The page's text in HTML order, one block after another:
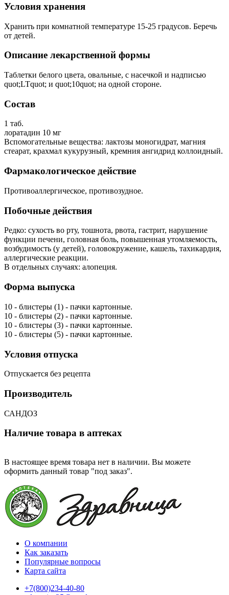
Условия хранения
Хранить при комнатной температуре 15-25 градусов. Беречь
от детей.
Описание лекарственной формы
Таблетки белого цвета, овальные, с насечкой и надписью
quot;LTquot; и quot;10quot; на одной стороне.
Состав
1 таб.
лоратадин 10 мг
Вспомогательные вещества: лактозы моногидрат, магния
стеарат, крахмал кукурузный, кремния ангидрид коллоидный.
Фармакологическое действие
Противоаллергическое, противозудное.
Побочные действия
Редко: сухость во рту, тошнота, рвота, гастрит, нарушение
функции печени, головная боль, повышенная утомляемость,
возбудимость (у детей), головокружение, кашель, тахикардия,
аллергические реакции.
В отдельных случаях: алопеция.
Форма выпуска
10 - блистеры (1) - пачки картонные.
10 - блистеры (2) - пачки картонные.
10 - блистеры (3) - пачки картонные.
10 - блистеры (5) - пачки картонные.
Условия отпуска
Отпускается без рецепта
Производитель
САНДОЗ
Наличие товара в аптеках
В настоящее время товара нет в наличии. Вы можете
оформить данный товар "под заказ".
О компании
Как заказать
Популярные вопросы
Карта сайта
+7(800)234-40-80